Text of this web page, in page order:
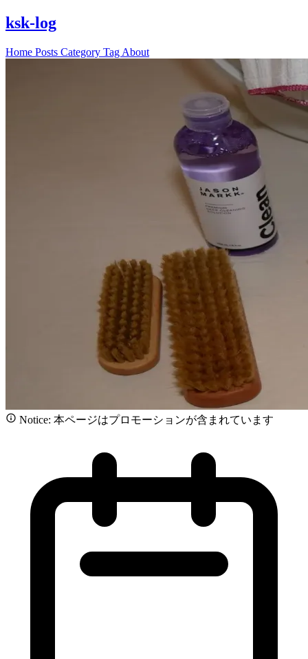
ksk-log
Home Posts Category Tag About
Notice: 本ページはプロモーションが含まれています